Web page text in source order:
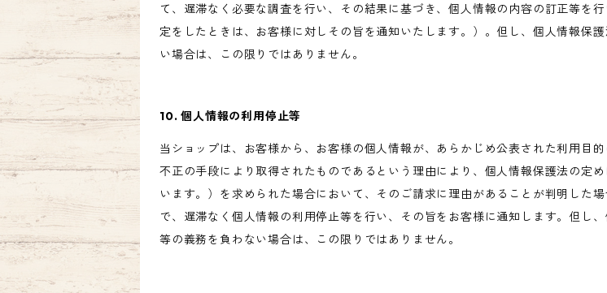
て、遅滞なく必要な調査を行い、その結果に基づき、個人情報の内容の訂正等を
定をしたときは、お客様に対しその旨を通知いたします。）。但し、個人情報保
い場合は、この限りではありません。
10. 個人情報の利用停止等
当ショップは、お客様から、お客様の個人情報が、あらかじめ公表された利用目
不正の手段により取得されたものであるという理由により、個人情報保護法の定
います。）を求められた場合において、そのご請求に理由があることが判明した
で、遅滞なく個人情報の利用停止等を行い、その旨をお客様に通知します。但し
等の義務を負わない場合は、この限りではありません。